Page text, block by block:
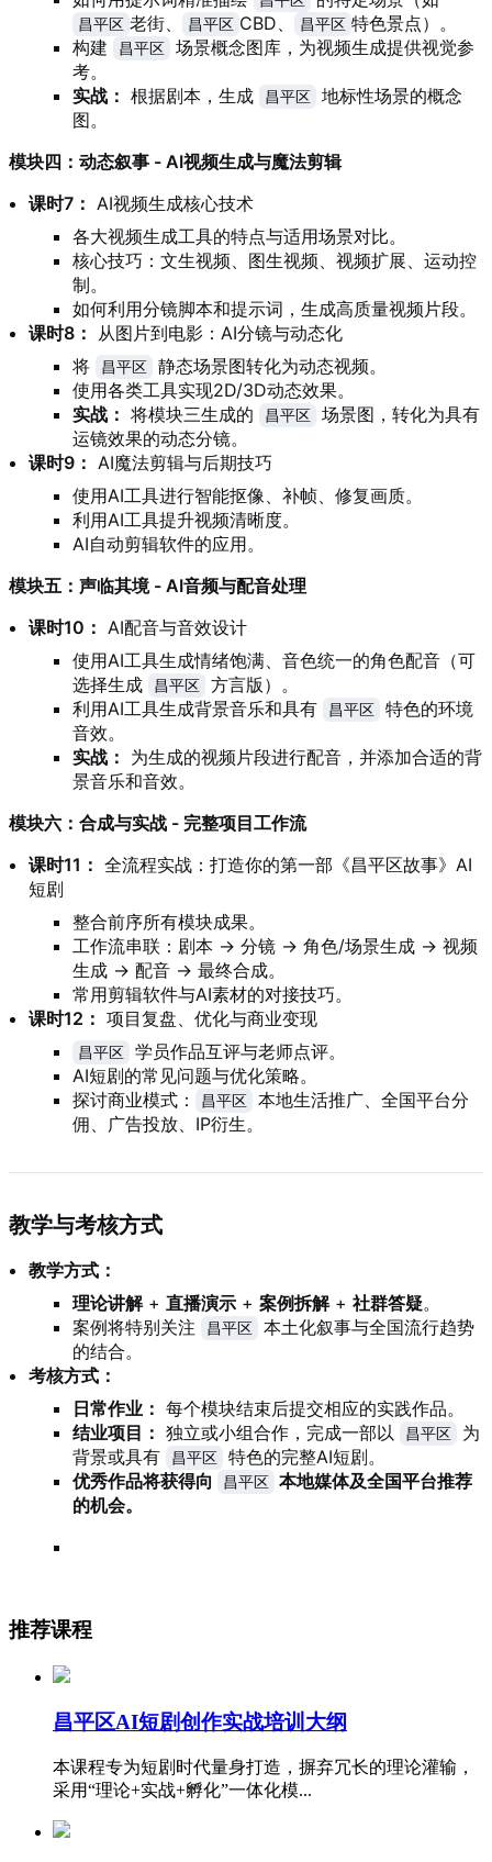
昌平区 老街、 昌平区 CBD、 昌平区 特色景点）。
构建
昌平区
场景概念图库，为视频生成提供视觉参
考。
实战： 根据剧本，生成 昌平区
地标性场景的概念
图。
模块四：动态叙事 - AI视频生成与魔法剪辑
课时7： AI视频生成核心技术
各大视频生成工具的特点与适用场景对比。
核心技巧：文生视频、图生视频、视频扩展、运动控
制。
如何利用分镜脚本和提示词，生成高质量视频片段。
课时8： 从图片到电影：AI分镜与动态化
将
昌平区
静态场景图转化为动态视频。
使用各类工具实现2D/3D动态效果。
实战： 将模块三生成的 昌平区
场景图，转化为具有
运镜效果的动态分镜。
课时9： AI魔法剪辑与后期技巧
使用AI工具进行智能抠像、补帧、修复画质。
利用AI工具提升视频清晰度。
AI自动剪辑软件的应用。
模块五：声临其境 - AI音频与配音处理
课时10： AI配音与音效设计
使用AI工具生成情绪饱满、音色统一的角色配音（可
选择生成
昌平区
方言版）。
利用AI工具生成背景音乐和具有
昌平区
特色的环境
音效。
实战： 为生成的视频片段进行配音，并添加合适的背
景音乐和音效。
模块六：合成与实战 - 完整项目工作流
课时11： 全流程实战：打造你的第一部《昌平区故事》AI
短剧
整合前序所有模块成果。
工作流串联：剧本 -> 分镜 -> 角色/场景生成 -> 视频
生成 -> 配音 -> 最终合成。
常用剪辑软件与AI素材的对接技巧。
课时12： 项目复盘、优化与商业变现
昌平区
学员作品互评与老师点评。
AI短剧的常见问题与优化策略。
探讨商业模式：
昌平区
本地生活推广、全国平台分
佣、广告投放、IP衍生。
教学与考核方式
教学方式：
理论讲解+ 直播演示 + 案例拆解+ 社群答疑。
案例将特别关注
昌平区
本土化叙事与全国流行趋势
的结合。
考核方式：
日常作业： 每个模块结束后提交相应的实践作品。
结业项目： 独立或小组合作，完成一部以 昌平区
为
背景或具有
昌平区
特色的完整AI短剧。
优秀作品将获得向
昌平区 本地媒体及全国平台推荐
的机会。
推荐课程
昌平区AI短剧创作实战培训大纲
本课程专为短剧时代量身打造，摒弃冗长的理论灌输，
采用“理论+实战+孵化”一体化模...